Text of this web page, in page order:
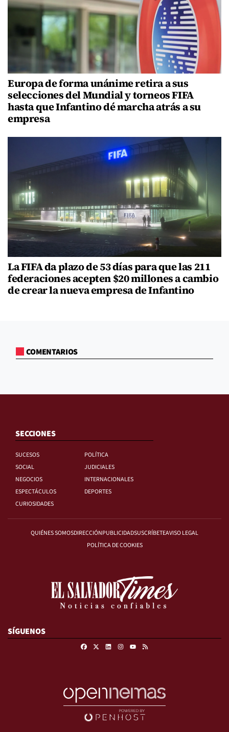
Europa de forma unánime retira a sus
selecciones del Mundial y torneos FIFA
hasta que Infantino dé marcha atrás a su
empresa
La FIFA da plazo de 53 días para que las 211
federaciones acepten $20 millones a cambio
de crear la nueva empresa de Infantino
COMENTARIOS
SECCIONES
SUCESOS
POLÍTICA
SOCIAL
JUDICIALES
NEGOCIOS
INTERNACIONALES
ESPECTÁCULOS
DEPORTES
CURIOSIDADES
QUIÉNES SOMOSDIRECCIÓNPUBLICIDADSUSCRÍBETEAVISO LEGAL
POLÍTICA DE COOKIES
SÍGUENOS
FacebookLinkedinInstagram